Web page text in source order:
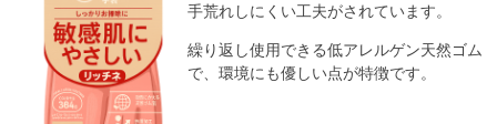
手荒れしにくい工夫がされています。
繰り返し使用できる低アレルゲン天然ゴム
で、環境にも優しい点が特徴です。